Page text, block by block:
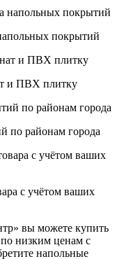
покрытий
и ПВХ плитку
по районам города
с учётом ваших
вы можете купить
низким ценам с
напольные